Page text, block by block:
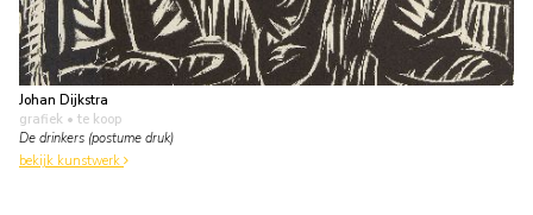
Johan Dijkstra
grafiek • te koop
De drinkers (postume druk)
bekijk kunstwerk